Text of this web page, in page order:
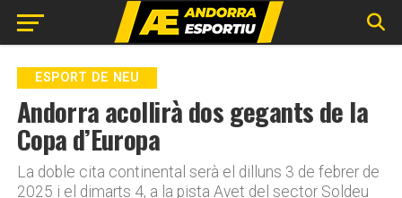
ESPORT DE NEU
Andorra acollirà dos gegants de la
Copa d’Europa
La doble cita continental serà el dilluns 3 de febrer de
2025 i el dimarts 4, a la pista Avet del sector Soldeu
Go to mobile version